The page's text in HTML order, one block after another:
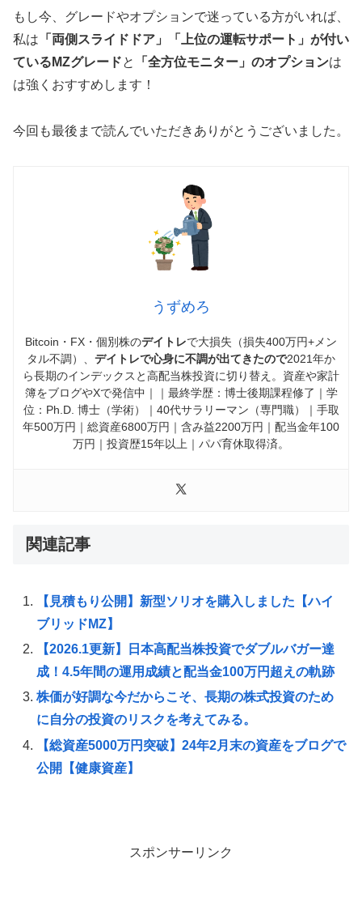
もし今、グレードやオプションで迷っている方がいれば、
私は 「両側スライドドア」「上位の運転サポート」が付い
ているMZグレードと 「全方位モニター」のオプションは
は強くおすすめします！
今回も最後まで読んでいただきありがとうございました。
うずめろ
Bitcoin・FX・個別株のデイトレで大損失（損失400万円+メン
タル不調）、 デイトレで心身に不調が出てきたので2021年か
ら長期のインデックスと高配当株投資に切り替え。資産や家計
簿をブログやXで発信中｜｜最終学歴：博士後期課程修了｜学
位：Ph.D. 博士（学術）｜40代サラリーマン（専門職）｜手取
年500万円｜総資産6800万円｜含み益2200万円｜配当金年100
万円｜投資歴15年以上｜パパ育休取得済。
関連記事
【見積もり公開】新型ソリオを購入しました【ハイ
ブリッドMZ】
【2026.1更新】日本高配当株投資でダブルバガー達
成！4.5年間の運用成績と配当金100万円超えの軌跡
株価が好調な今だからこそ、長期の株式投資のため
に自分の投資のリスクを考えてみる。
【総資産5000万円突破】24年2月末の資産をブログで
公開【健康資産】
スポンサーリンク